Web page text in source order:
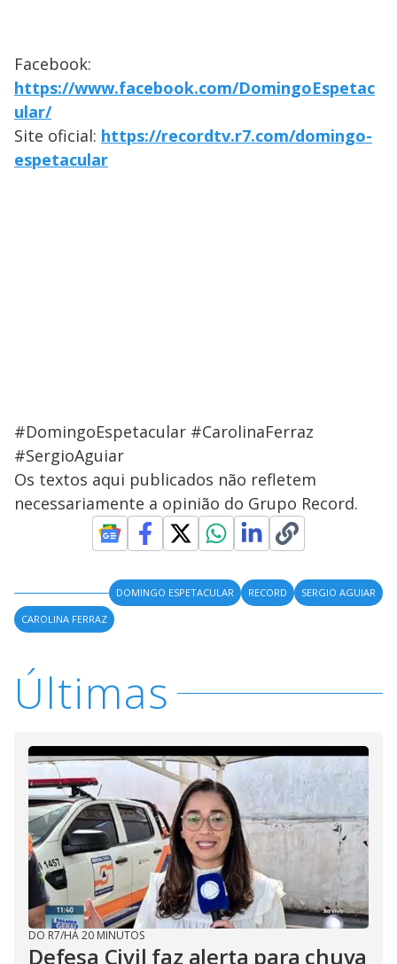
Facebook:
https://www.facebook.com/DomingoEspetac
ular/
Site oficial: https://recordtv.r7.com/domingo-
espetacular
#DomingoEspetacular #CarolinaFerraz
#SergioAguiar
Os textos aqui publicados não refletem
necessariamente a opinião do Grupo Record.
DOMINGO ESPETACULAR RECORD
SERGIO AGUIAR
CAROLINA FERRAZ
Últimas
DO R7/HÁ 20 MINUTOS
Defesa Civil faz alerta para chuva